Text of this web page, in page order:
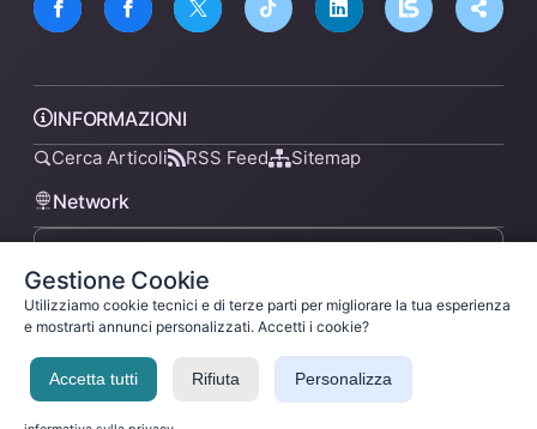
Gestione Cookie
Utilizziamo cookie tecnici e di terze parti per migliorare la tua esperienza
e mostrarti annunci personalizzati. Accetti i cookie?
Accetta tutti Rifiuta Personalizza
INFORMAZIONI
Cerca Articoli RSS Feed Sitemap
Network
lsnn.net
Privacy PolicyTermini di ServizioLicenza